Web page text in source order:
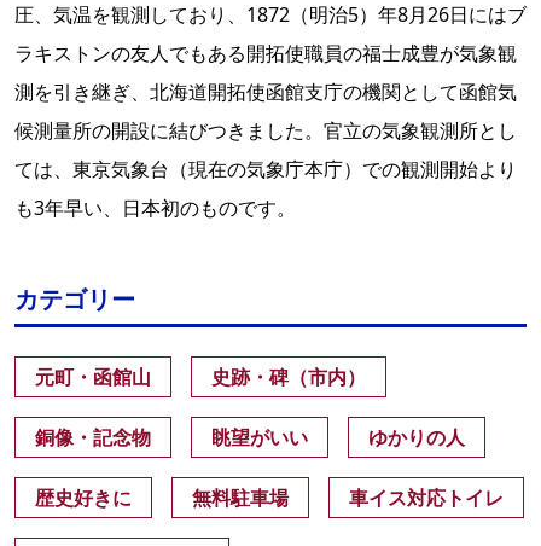
圧、気温を観測しており、1872（明治5）年8月26日にはブ
ラキストンの友人でもある開拓使職員の福士成豊が気象観
測を引き継ぎ、北海道開拓使函館支庁の機関として函館気
候測量所の開設に結びつきました。官立の気象観測所とし
ては、東京気象台（現在の気象庁本庁）での観測開始より
も3年早い、日本初のものです。
カテゴリー
元町・函館山 史跡・碑（市内）
銅像・記念物 眺望がいい ゆかりの人
歴史好きに 無料駐車場 車イス対応トイレ